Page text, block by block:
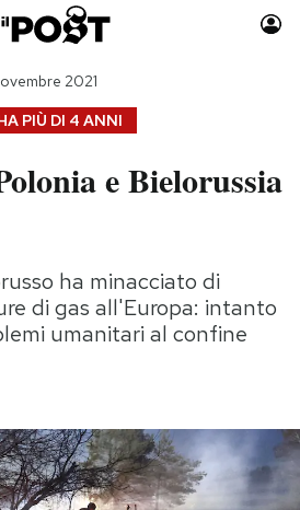
Auto
Moda
Storie/Idee
Ok Boomer!
Media
Mondiali calcio 2026
PIÙ DI 4 ANNI
2021
e Bielorussia
ha minacciato di
di gas all'Europa: intanto
umanitari al confine